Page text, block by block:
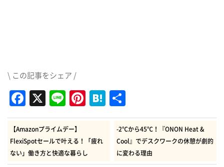
\ この記事をシェア /
Facebook
X LinePinterest
Hatena
有
【Amazonプライムデー】
FlexiSpotセールで叶える！「疲れ
ない」働き方と快適な暮らし
-2℃から45℃！『ONON Heat &
Cool』でデスクワークの休憩が劇的
に変わる理由